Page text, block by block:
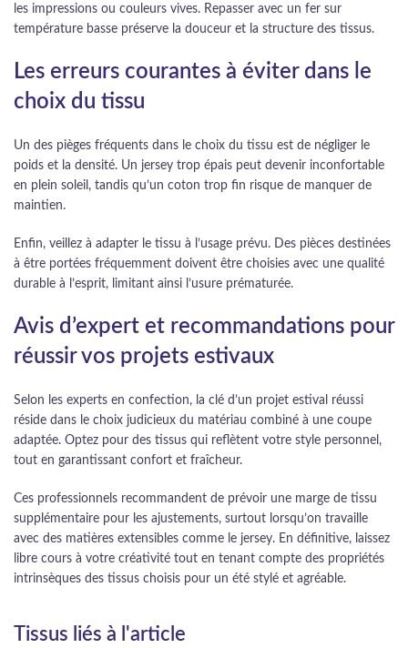
les impressions ou couleurs vives. Repasser avec un fer sur
température basse préserve la douceur et la structure des tissus.
Les erreurs courantes à éviter dans le
choix du tissu
Un des pièges fréquents dans le choix du tissu est de négliger le
poids et la densité. Un jersey trop épais peut devenir inconfortable
en plein soleil, tandis qu’un coton trop fin risque de manquer de
maintien.
Enfin, veillez à adapter le tissu à l’usage prévu. Des pièces destinées
à être portées fréquemment doivent être choisies avec une qualité
durable à l’esprit, limitant ainsi l’usure prématurée.
Avis d’expert et recommandations pour
réussir vos projets estivaux
Selon les experts en confection, la clé d’un projet estival réussi
réside dans le choix judicieux du matériau combiné à une coupe
adaptée. Optez pour des tissus qui reflètent votre style personnel,
tout en garantissant confort et fraîcheur.
Ces professionnels recommandent de prévoir une marge de tissu
supplémentaire pour les ajustements, surtout lorsqu’on travaille
avec des matières extensibles comme le jersey. En définitive, laissez
libre cours à votre créativité tout en tenant compte des propriétés
intrinsèques des tissus choisis pour un été stylé et agréable.
Tissus liés à l'article